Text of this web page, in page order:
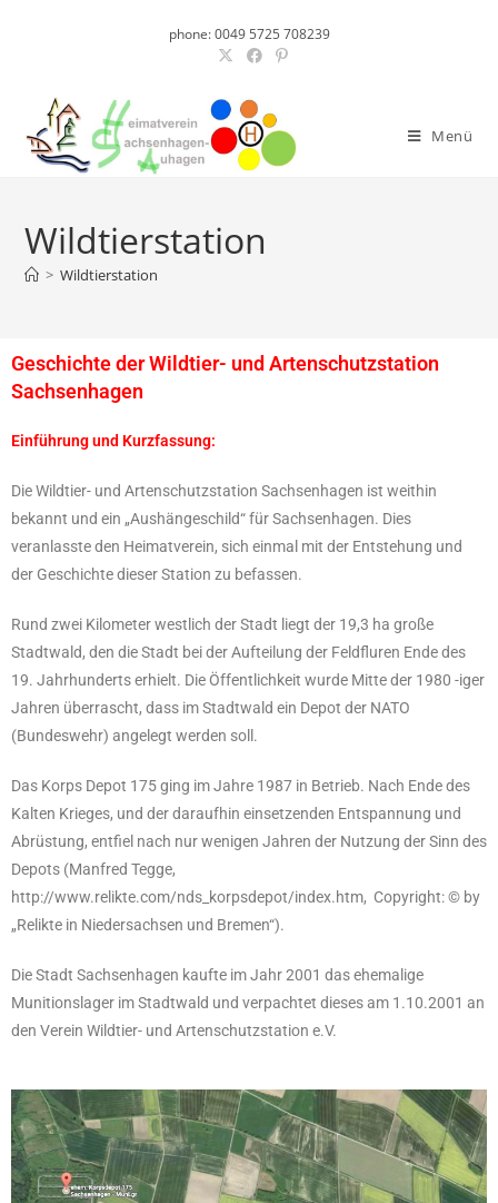
phone: 0049 5725 708239
Menü
Wildtierstation
> Wildtierstation
Geschichte der Wildtier- und Artenschutzstation
Sachsenhagen
Einführung und Kurzfassung:
Die Wildtier- und Artenschutzstation Sachsenhagen ist weithin
bekannt und ein „Aushängeschild“ für Sachsenhagen. Dies
veranlasste den Heimatverein, sich einmal mit der Entstehung und
der Geschichte dieser Station zu befassen.
Rund zwei Kilometer westlich der Stadt liegt der 19,3 ha große
Stadtwald, den die Stadt bei der Aufteilung der Feldfluren Ende des
19. Jahrhunderts erhielt. Die Öffentlichkeit wurde Mitte der 1980 -iger
Jahren überrascht, dass im Stadtwald ein Depot der NATO
(Bundeswehr) angelegt werden soll.
Das Korps Depot 175 ging im Jahre 1987 in Betrieb. Nach Ende des
Kalten Krieges, und der daraufhin einsetzenden Entspannung und
Abrüstung, entfiel nach nur wenigen Jahren der Nutzung der Sinn des
Depots (Manfred Tegge,
http://www.relikte.com/nds_korpsdepot/index.htm, Copyright: © by
„Relikte in Niedersachsen und Bremen“).
Die Stadt Sachsenhagen kaufte im Jahr 2001 das ehemalige
Munitionslager im Stadtwald und verpachtet dieses am 1.10.2001 an
den Verein Wildtier- und Artenschutzstation e.V.